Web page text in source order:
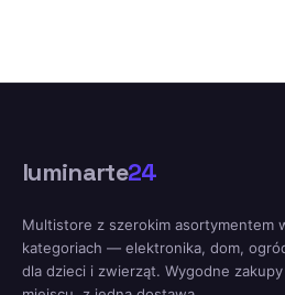
luminarte24
Multistore z szerokim asortymentem
kategoriach — elektronika, dom,
dla dzieci i zwierząt. Wygodne